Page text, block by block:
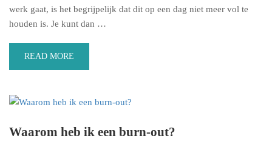
werk gaat, is het begrijpelijk dat dit op een dag niet meer vol te
houden is. Je kunt dan …
READ MORE
Waarom heb ik een burn-out?